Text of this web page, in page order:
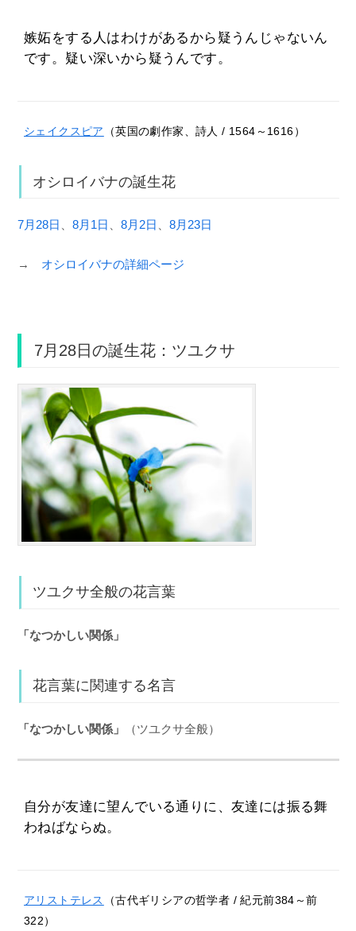
嫉妬をする人はわけがあるから疑うんじゃないん
です。疑い深いから疑うんです。
シェイクスピア （英国の劇作家、詩人 / 1564～1616）
オシロイバナの誕生花
7月28日 8月1日 8月2日 8月23日
→ オシロイバナの詳細ページ
7月28日の誕生花：ツユクサ
ツユクサ全般の花言葉
「なつかしい関係」
花言葉に関連する名言
「なつかしい関係」 （ツユクサ全般）
自分が友達に望んでいる通りに、友達には振る舞
わねばならぬ。
アリストテレス
（古代ギリシアの哲学者 / 紀元前384～前
322）